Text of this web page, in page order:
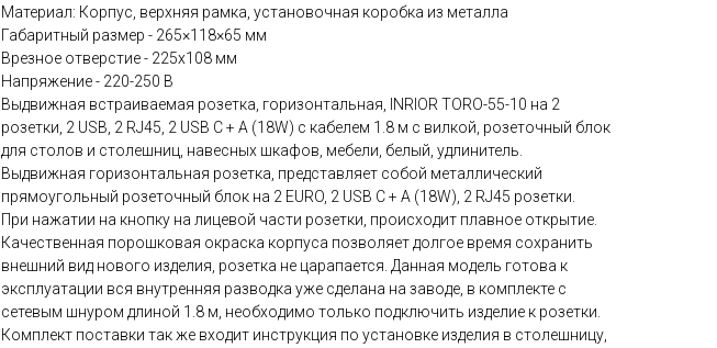
Материал: Корпус, верхняя рамка, установочная коробка из металла
Габаритный размер - 265×118×65 мм
Врезное отверстие - 225х108 мм
Напряжение - 220-250 В
Выдвижная встраиваемая розетка, горизонтальная, INRIOR TORO-55-10 на 2
розетки, 2 USB, 2 RJ45, 2 USB C + A (18W) с кабелем 1.8 м с вилкой, розеточный блок
для столов и столешниц, навесных шкафов, мебели, белый, удлинитель.
Выдвижная горизонтальная розетка, представляет собой металлический
прямоугольный розеточный блок на 2 EURO, 2 USB C + A (18W), 2 RJ45 розетки.
При нажатии на кнопку на лицевой части розетки, происходит плавное открытие.
Качественная порошковая окраска корпуса позволяет долгое время сохранить
внешний вид нового изделия, розетка не царапается. Данная модель готова к
эксплуатации вся внутренняя разводка уже сделана на заводе, в комплекте с
сетевым шнуром длиной 1.8 м, необходимо только подключить изделие к розетки.
Комплект поставки так же входит инструкция по установке изделия в столешницу,